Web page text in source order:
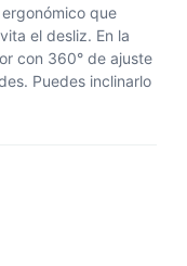
que
el desliz. En la
con 360° de ajuste
Puedes inclinarlo